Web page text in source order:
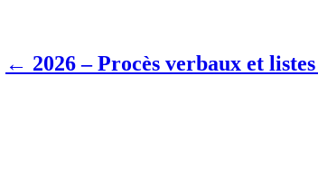
← 2026 – Procès verbaux et